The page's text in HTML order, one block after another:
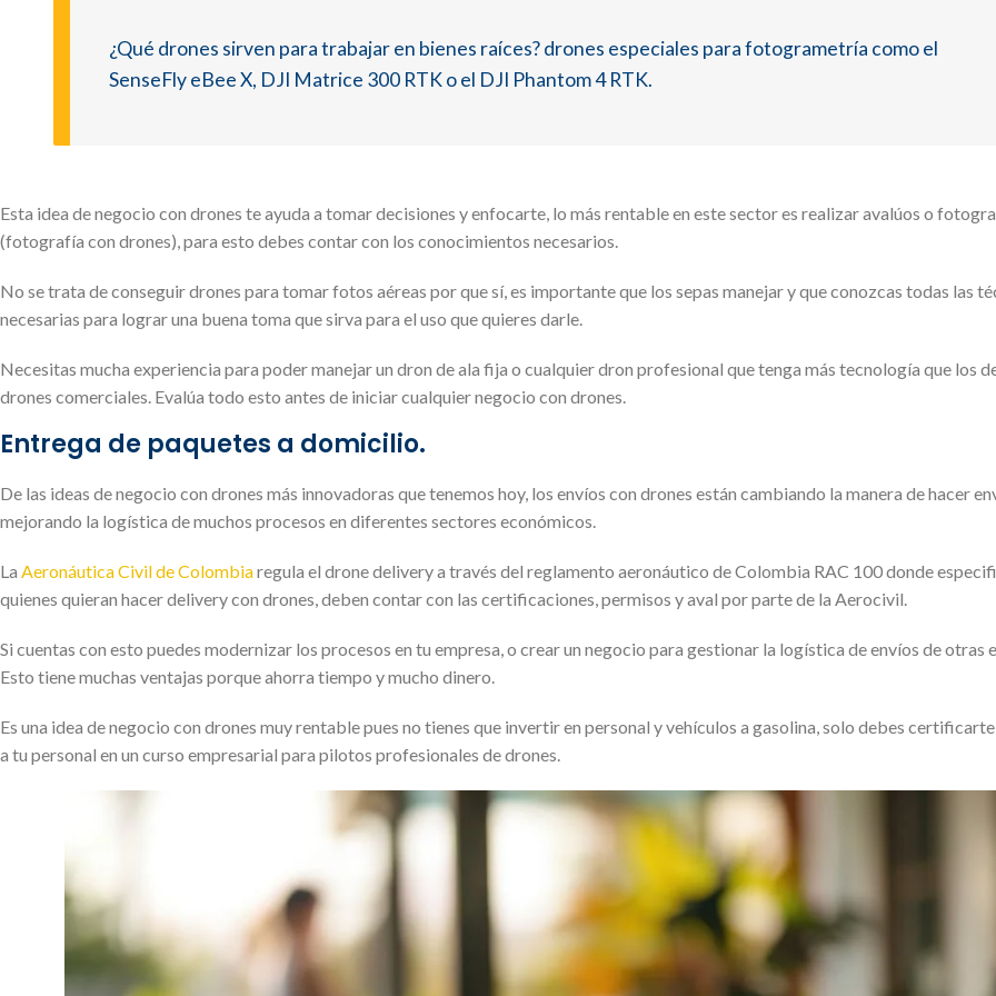
¿Qué drones sirven para trabajar en bienes raíces? drones especiales para fotogrametría como el
SenseFly eBee X, DJI Matrice 300 RTK o el DJI Phantom 4 RTK.
Esta idea de negocio con drones te ayuda a tomar decisiones y enfocarte, lo más rentable en este sector es realizar avalúos o
(fotografía con drones), para esto debes contar con los conocimientos necesarios.
No se trata de conseguir drones para tomar fotos aéreas por que sí, es importante que los sepas manejar y que conozcas todas las
necesarias para lograr una buena toma que sirva para el uso que quieres darle.
Necesitas mucha experiencia para poder manejar un dron de ala fija o cualquier dron profesional que tenga más tecnología que los
drones comerciales. Evalúa todo esto antes de iniciar cualquier negocio con drones.
Entrega de paquetes a domicilio.
De las ideas de negocio con drones más innovadoras que tenemos hoy, los envíos con drones están cambiando la manera de hacer
mejorando la logística de muchos procesos en diferentes sectores económicos.
La Aeronáutica Civil de Colombiaregula el drone delivery a través del reglamento aeronáutico de Colombia RAC 100 donde
quienes quieran hacer delivery con drones, deben contar con las certificaciones, permisos y aval por parte de la Aerocivil.
Si cuentas con esto puedes modernizar los procesos en tu empresa, o crear un negocio para gestionar la logística de envíos de otras
Esto tiene muchas ventajas porque ahorra tiempo y mucho dinero.
Es una idea de negocio con drones muy rentable pues no tienes que invertir en personal y vehículos a gasolina, solo debes
a tu personal en un curso empresarial para pilotos profesionales de drones.